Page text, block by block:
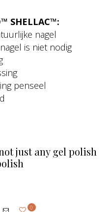
SHELLAC™:
nagel
is niet nodig
penseel
just any gel polish
0